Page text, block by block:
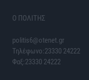
Ο ΠΟΛΙΤΗΣ
politis6@otenet.gr
Τηλέφωνο:23330 24222
Φαξ:23330 24222